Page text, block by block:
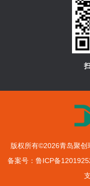
版权所有©2026青岛聚
备案号：鲁ICP备